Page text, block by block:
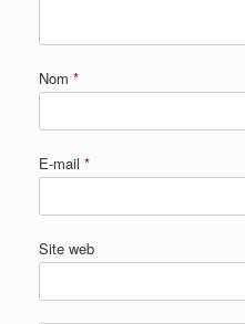
Nom *
E-mail *
Site web